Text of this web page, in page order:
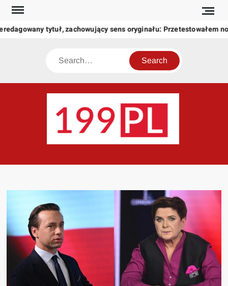
Skip
content
tytuł, zachowujący sens oryginału: Przetestowałem
Search
świat